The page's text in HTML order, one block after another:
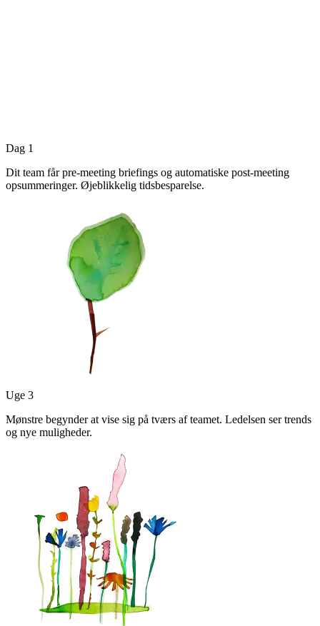
Dag 1
Dit team får pre-meeting briefings og automatiske post-meeting
opsummeringer. Øjeblikkelig tidsbesparelse.
Uge 3
Mønstre begynder at vise sig på tværs af teamet. Ledelsen ser trends
og nye muligheder.